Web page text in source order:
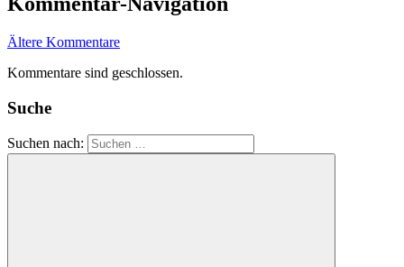
Ältere Kommentare
Kommentare sind geschlossen.
Suche
Suchen nach: